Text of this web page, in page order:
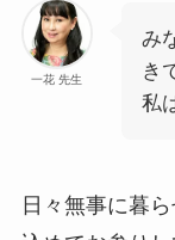
一花 先生
み
き
私
日々無事に暮